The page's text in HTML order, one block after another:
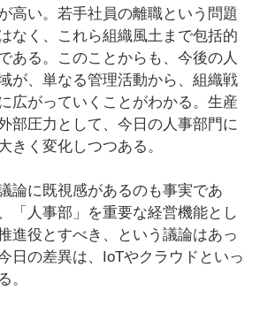
高い。若手社員の離職という問題
なく、これら組織風土まで包括的
ある。このことからも、今後の人
が、単なる管理活動から、組織戦
広がっていくことがわかる。生産
部圧力として、今日の人事部門に
きく変化しつつある。
論に既視感があるのも事実であ
「人事部」を重要な経営機能とし
進役とすべき、という議論はあっ
日の差異は、IoTやクラウドといっ
。